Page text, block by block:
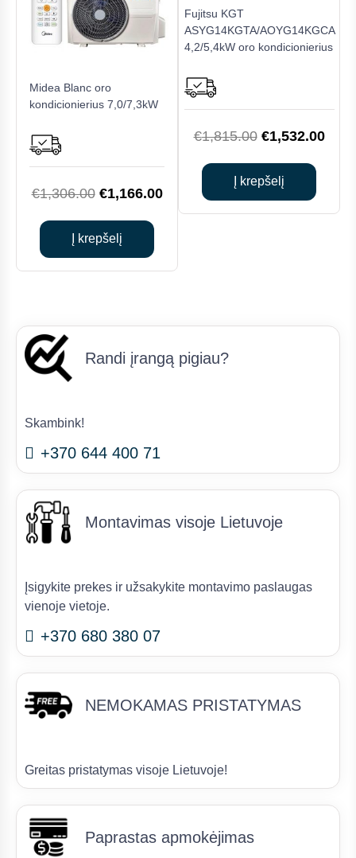
Midea Blanc oro
kondicionierius 7,0/7,3kW
€1,306.00 Original
was:
€1,306.00.
€1,166.00Current
price
Į krepšelį
Fujitsu KGT
ASYG14KGTA/AOYG14KGCA
4,2/5,4kW oro kondicionierius
€1,815.00 Original
was:
€1,815.00.
€1,532.00
Į krepšelį
Randi įrangą pigiau?
Skambink!
+370 644 400 71
Montavimas visoje Lietuvoje
Įsigykite prekes ir užsakykite montavimo paslaugas
vienoje vietoje.
+370 680 380 07
NEMOKAMAS PRISTATYMAS
Greitas pristatymas visoje Lietuvoje!
Paprastas apmokėjimas